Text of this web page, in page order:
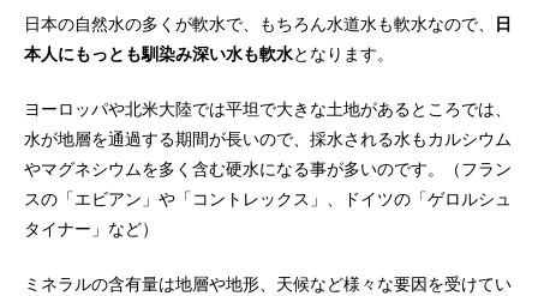
日本の自然水の多くが軟水で、もちろん水道水も軟水なので、
日
本人にもっとも馴染み深い水も軟水となります。
ヨーロッパや北米大陸では平坦で大きな土地があるところでは、
水が地層を通過する期間が長いので、採水される水もカルシウム
やマグネシウムを多く含む硬水になる事が多いのです。（フラン
スの「エビアン」や「コントレックス」、ドイツの「ゲロルシュ
タイナー」など）
ミネラルの含有量は地層や地形、天候など様々な要因を受けてい